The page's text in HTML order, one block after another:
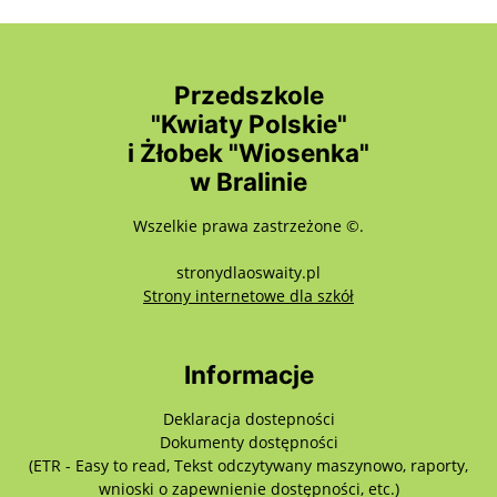
Przedszkole
"Kwiaty Polskie"
i Żłobek "Wiosenka"
w Bralinie
Wszelkie prawa zastrzeżone ©.
stronydlaoswaity.pl
Strony internetowe dla szkółotwiera się w
Informacje
Deklaracja dostepności
Dokumenty dostępności
(ETR - Easy to read, Tekst odczytywany maszynowo, raporty,
wnioski o zapewnienie dostępności, etc.)